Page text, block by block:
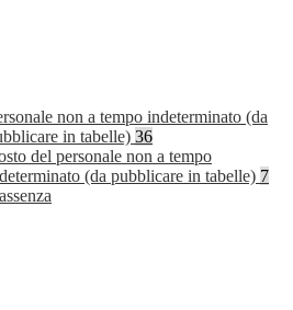
non a tempo indeterminato (da
in tabelle) 36
del personale non a tempo
(da pubblicare in tabelle) 7